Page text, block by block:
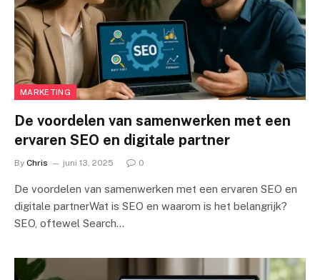
MARKETING
De voordelen van samenwerken met een
ervaren SEO en digitale partner
By Chris juni 13, 2025 0
De voordelen van samenwerken met een ervaren SEO en
digitale partnerWat is SEO en waarom is het belangrijk?
SEO, oftewel Search…